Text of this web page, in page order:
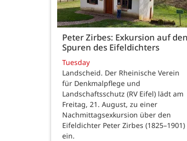
Peter Zirbes: Exkursion auf den
Spuren des Eifeldichters
Tuesday
Landscheid. Der Rheinische Verein
für Denkmalpflege und
Landschaftsschutz (RV Eifel) lädt am
Freitag, 21. August, zu einer
Nachmittagsexkursion über den
Eifeldichter Peter Zirbes (1825–1901)
ein.